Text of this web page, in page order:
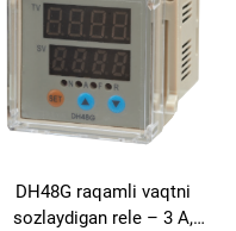
DH48G raqamli vaqtni
sozlaydigan rele – 3 A,